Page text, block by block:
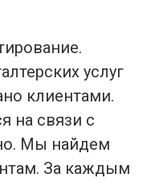
услуг
клиентами.
на связи с
Мы найдем
За каждым